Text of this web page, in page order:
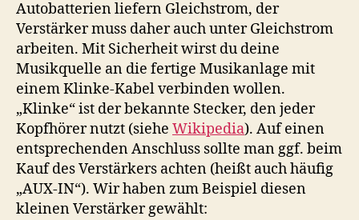
Autobatterien liefern Gleichstrom, der
Verstärker muss daher auch unter Gleichstrom
arbeiten. Mit Sicherheit wirst du deine
Musikquelle an die fertige Musikanlage mit
einem Klinke-Kabel verbinden wollen.
„Klinke“ ist der bekannte Stecker, den jeder
Kopfhörer nutzt (siehe Wikipedia). Auf einen
entsprechenden Anschluss sollte man ggf. beim
Kauf des Verstärkers achten (heißt auch häufig
„AUX-IN“). Wir haben zum Beispiel diesen
kleinen Verstärker gewählt: